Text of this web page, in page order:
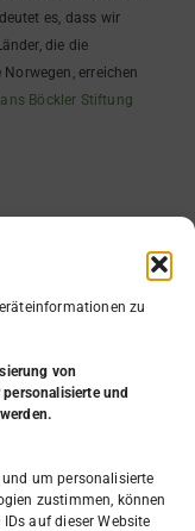
zu
von
und
um personalisierte
zustimmen, können
auf dieser Website
es, dass wir
die die
erreichen
Böckler Stiftung